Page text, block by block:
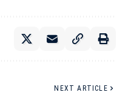
NEXT ARTICLE